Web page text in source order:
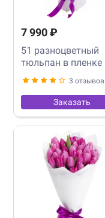
7 990 ₽
51 разноцветный
тюльпан в пленке
3 отзывов
Заказать